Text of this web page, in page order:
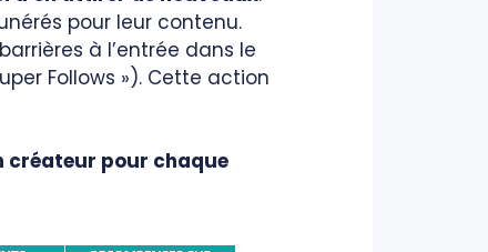
pour leur contenu.
à l’entrée dans le
Follows »). Cette action
créateur pour chaque